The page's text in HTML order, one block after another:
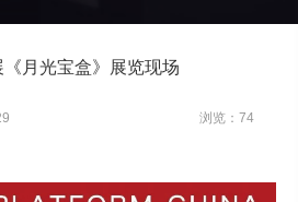
月光宝盒》展览现场
浏览：74